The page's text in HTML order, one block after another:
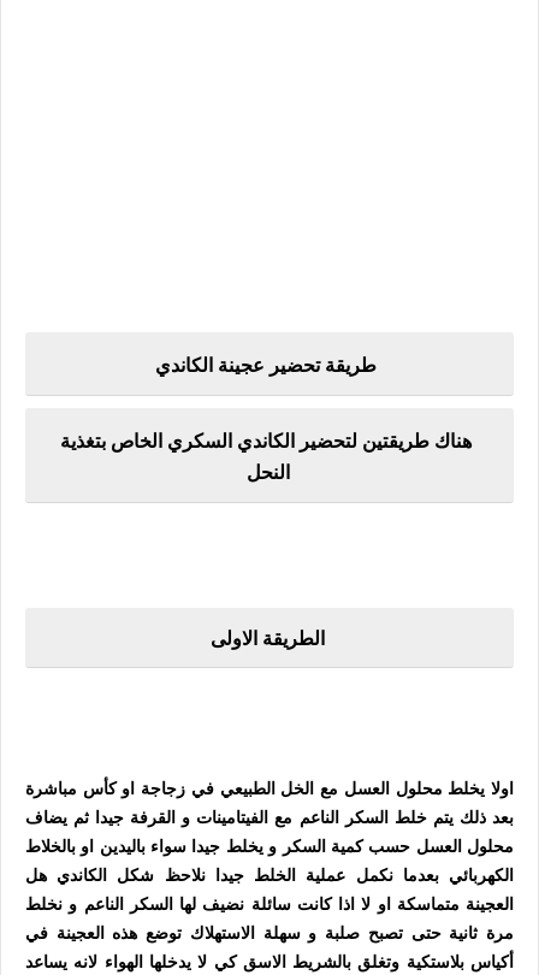
طريقة تحضير عجينة الكاندي
هناك طريقتين لتحضير الكاندي السكري الخاص بتغذية
النحل
الطريقة الاولى
اولا يخلط محلول العسل مع الخل الطبيعي في زجاجة او كأس مباشرة
بعد ذلك يتم خلط السكر الناعم مع الفيتامينات و القرفة جيدا ثم يضاف
محلول العسل حسب كمية السكر و يخلط جيدا سواء باليدين او بالخلاط
الكهربائي بعدما نكمل عملية الخلط جيدا نلاحظ شكل الكاندي هل
العجينة متماسكة او لا اذا كانت سائلة نضيف لها السكر الناعم و نخلط
مرة ثانية حتى تصبح صلبة و سهلة الاستهلاك توضع هذه العجينة في
أكياس بلاستكية وتغلق بالشريط الاسق كي لا يدخلها الهواء لانه يساعد